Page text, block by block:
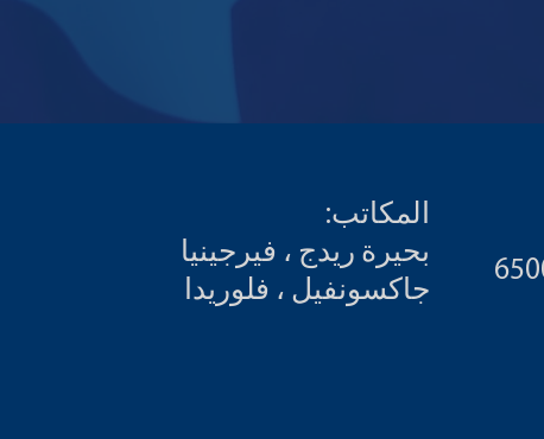
المكاتب:
بحيرة ريدج ، فيرجينيا
جاكسونفيل ، فلوريدا